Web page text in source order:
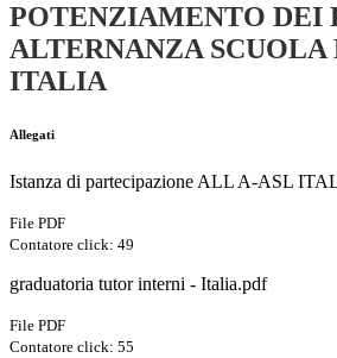
POTENZIAMENTO DEI
ALTERNANZA SCUOLA
ITALIA
Allegati
Istanza di partecipazione ALL A-ASL
File PDF
Contatore click: 49
graduatoria tutor interni - Italia.pdf
File PDF
Contatore click: 55